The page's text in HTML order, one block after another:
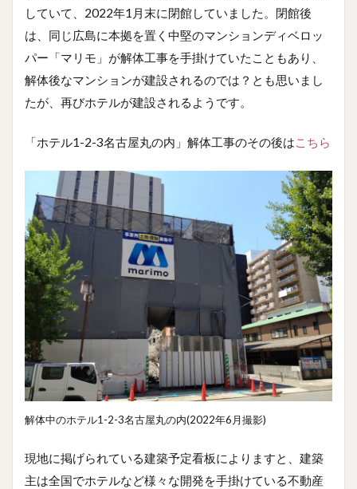
していて、2022年1月末に閉館していました。閉館後
は、同じ広島に本拠を置く中堅のマンションディベロッ
パー「マリモ」が解体工事を手掛けていたこともあり、
解体後なマンションが建設されるのでは？とも思いまし
たが、再びホテルが建設されるようです。
「ホテル1-2-3名古屋丸の内」解体工事のその後はこちら
解体中のホテル1-2-3名古屋丸の内(2022年6月撮影)
現地に掲げられている建築予定看板によりますと、建築
主は全国でホテルなど様々な開発を手掛けている不動産